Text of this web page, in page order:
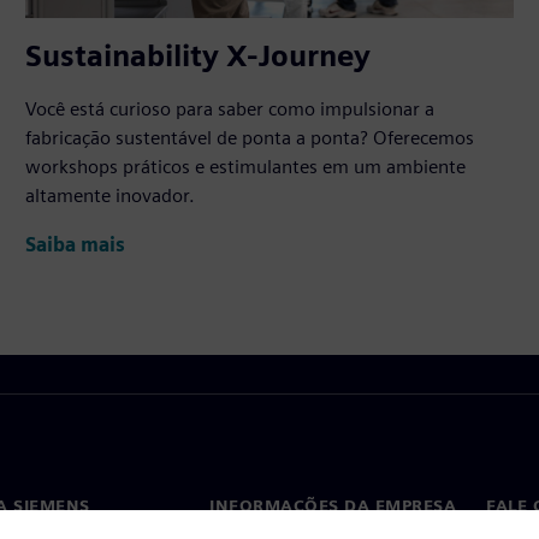
Sustainability X-Journey
Você está curioso para saber como impulsionar a
fabricação sustentável de ponta a ponta? Oferecemos
workshops práticos e estimulantes em um ambiente
altamente inovador.
Saiba mais
SIEMENS INFORMAÇÕES DA EMPRESA FALE